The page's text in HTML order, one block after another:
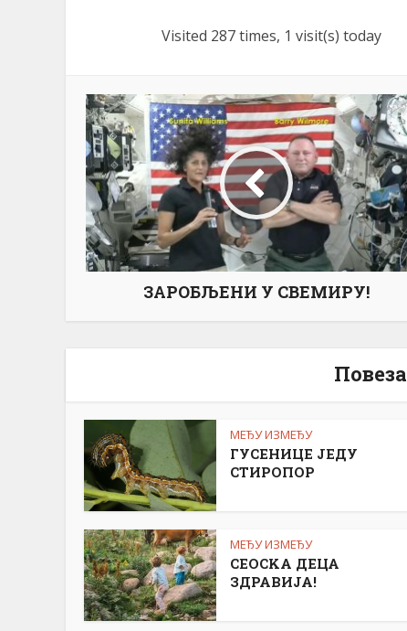
Visited 287 times, 1 visit(s) today
ЗАРОБЉЕНИ У СВЕМИРУ!
МЕЂУ ИЗМЕЂУ
ГУСЕНИЦЕ ЈЕДУ
СТИРОПОР
МЕЂУ ИЗМЕЂУ
СЕОСKА ДЕЦА
ЗДРАВИЈА!